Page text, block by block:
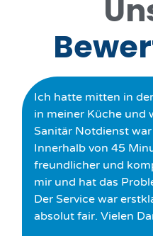
Ich hatte mitten in
in meiner Küche und
Sanitär Notdienst
Innerhalb von 45
freundlicher und
mir und hat das
Der Service war
absolut fair. Vielen